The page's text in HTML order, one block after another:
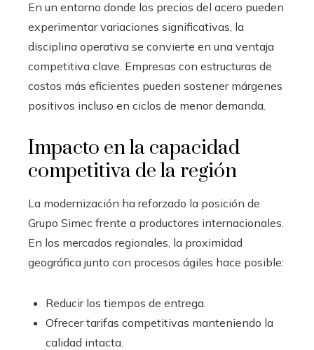
En un entorno donde los precios del acero pueden
experimentar variaciones significativas, la
disciplina operativa se convierte en una ventaja
competitiva clave. Empresas con estructuras de
costos más eficientes pueden sostener márgenes
positivos incluso en ciclos de menor demanda.
Impacto en la capacidad
competitiva de la región
La modernización ha reforzado la posición de
Grupo Simec frente a productores internacionales.
En los mercados regionales, la proximidad
geográfica junto con procesos ágiles hace posible:
Reducir los tiempos de entrega.
Ofrecer tarifas competitivas manteniendo la
calidad intacta.